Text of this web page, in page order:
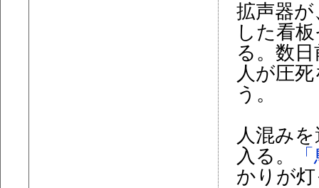
拡声器
した看
る。数
人が圧
う。
人混み
入る。
かりが